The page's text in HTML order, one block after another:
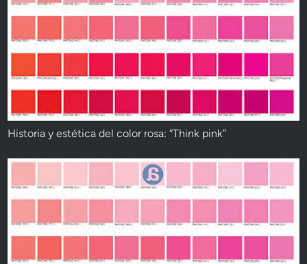
Historia y estética del color rosa: “Think pink”